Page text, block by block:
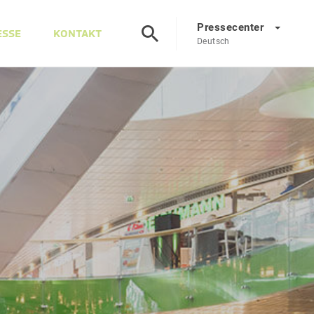
KONTAKT Pressecenter
Deutsch
EN